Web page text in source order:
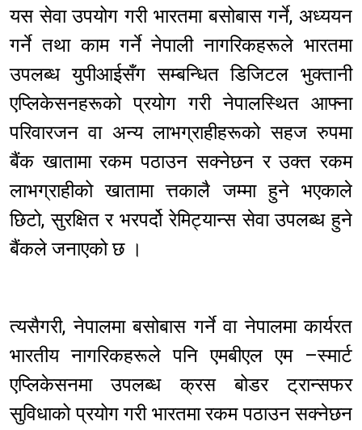
यस सेवा उपयोग गरी भारतमा बसोबास गर्ने, अध्ययन
गर्ने तथा काम गर्ने नेपाली नागरिकहरूले भारतमा
उपलब्ध युपीआईसँग सम्बन्धित डिजिटल भुक्तानी
एप्लिकेसनहरूको प्रयोग गरी नेपालस्थित आफ्ना
परिवारजन वा अन्य लाभग्राहीहरूको सहज रुपमा
बैंक खातामा रकम पठाउन सक्नेछन र उक्त रकम
लाभग्राहीको खातामा त्तकालै जम्मा हुने भएकाले
छिटो, सुरक्षित र भरपर्दो रेमिट्यान्स सेवा उपलब्ध हुने
बैंकले जनाएको छ ।
त्यसैगरी, नेपालमा बसोबास गर्ने वा नेपालमा कार्यरत
भारतीय नागरिकहरूले पनि एमबीएल एम –स्मार्ट
एप्लिकेसनमा उपलब्ध क्रस बोडर ट्रान्सफर
सुविधाको प्रयोग गरी भारतमा रकम पठाउन सक्नेछन